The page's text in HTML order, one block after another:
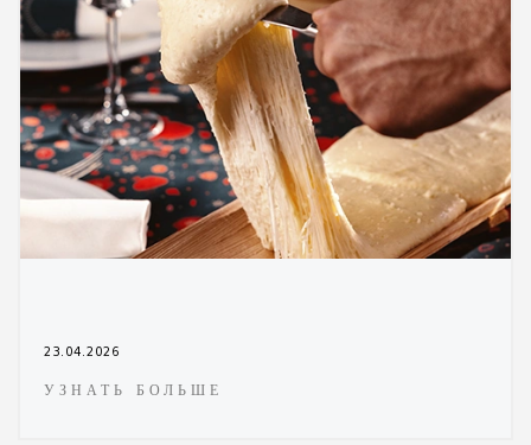
23.04.2026
УЗНАТЬ БОЛЬШЕ